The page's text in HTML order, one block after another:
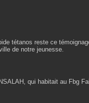
tétanos reste ce
de notre jeunesse.
qui habitait au Fbg